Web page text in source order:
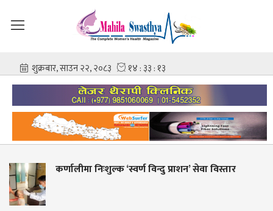
विन्दु प्राशन’ सेवा विस्तार
शहीद गंगालाल